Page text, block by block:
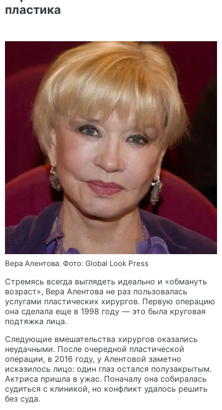
пластика
Вера Алентова. Фото: Global Look Press
Стремясь всегда выглядеть идеально и «обмануть
возраст», Вера Алентова не раз пользовалась
услугами пластических хирургов. Первую операцию
она сделала еще в 1998 году — это была круговая
подтяжка лица.
Следующие вмешательства хирургов оказались
неудачными. После очередной пластической
операции, в 2016 году, у Алентовой заметно
исказилось лицо: один глаз остался полузакрытым.
Актриса пришла в ужас. Поначалу она собиралась
судиться с клиникой, но конфликт удалось решить
без суда.